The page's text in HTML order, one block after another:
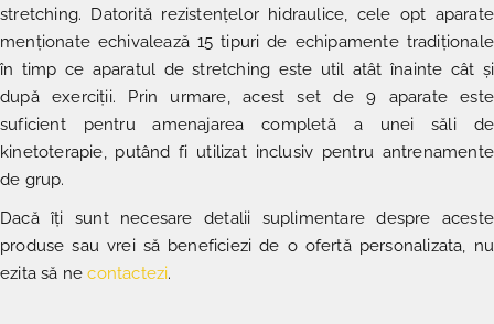
stretching. Datorită rezistențelor hidraulice, cele opt aparate
menționate echivalează 15 tipuri de echipamente tradiționale
în timp ce aparatul de stretching este util atât înainte cât și
după exerciții. Prin urmare, acest set de 9 aparate este
suficient pentru amenajarea completă a unei săli de
kinetoterapie, putând fi utilizat inclusiv pentru antrenamente
de grup.
Dacă îți sunt necesare detalii suplimentare despre aceste
produse sau vrei să beneficiezi de o ofertă personalizata, nu
ezita să necontactezi.